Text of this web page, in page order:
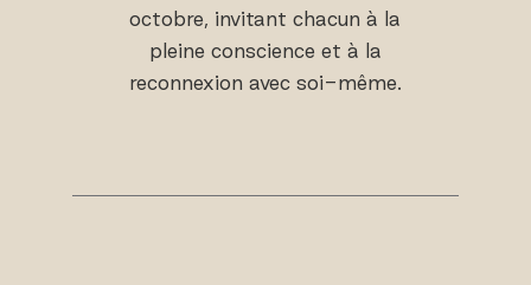
octobre, invitant chacun à la
pleine conscience et à la
reconnexion avec soi-même.